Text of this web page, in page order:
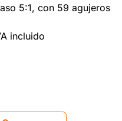
5:1, con 59 agujeros
incluido